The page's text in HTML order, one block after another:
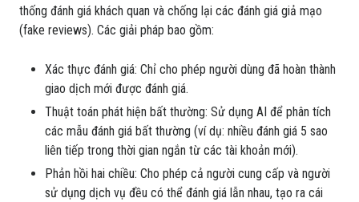
thống đánh giá khách quan và chống lại các đánh giá giả mạo
(fake reviews). Các giải pháp bao gồm:
Xác thực đánh giá: Chỉ cho phép người dùng đã hoàn thành
giao dịch mới được đánh giá.
Thuật toán phát hiện bất thường: Sử dụng AI để phân tích
các mẫu đánh giá bất thường (ví dụ: nhiều đánh giá 5 sao
liên tiếp trong thời gian ngắn từ các tài khoản mới).
Phản hồi hai chiều: Cho phép cả người cung cấp và người
sử dụng dịch vụ đều có thể đánh giá lẫn nhau, tạo ra cái